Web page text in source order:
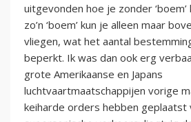
uitgevonden hoe je zonder
zo’n ‘boem’ kun je alleen maar
vliegen, wat het aantal
beperkt. Ik was dan ook erg
grote Amerikaanse en Japans
luchtvaartmaatschappijen vorige
keiharde orders hebben geplaatst